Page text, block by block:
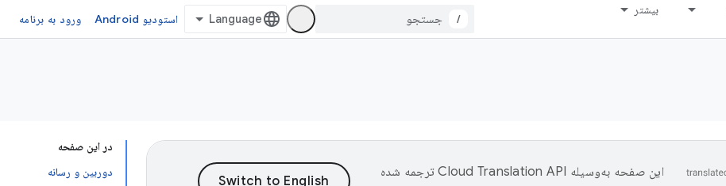
بیشتر
/ استودیو Android ورود به برنامه
در این صفحه
دوربین و رسانه
این صفحه به‌وسیله
ترجمه شده